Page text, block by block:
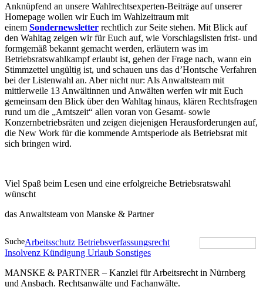
Anknüpfend an unsere Wahlrechtsexperten-Beiträge auf unserer
Homepage wollen wir Euch im Wahlzeitraum mit
einem Sondernewsletter rechtlich zur Seite stehen. Mit Blick auf
den Wahltag zeigen wir für Euch auf, wie Vorschlagslisten frist- und
formgemäß bekannt gemacht werden, erläutern was im
Betriebsratswahlkampf erlaubt ist, gehen der Frage nach, wann ein
Stimmzettel ungültig ist, und schauen uns das d’Hontsche Verfahren
bei der Listenwahl an. Aber nicht nur: Als Anwaltsteam mit
mittlerweile 13 Anwältinnen und Anwälten werfen wir mit Euch
gemeinsam den Blick über den Wahltag hinaus, klären Rechtsfragen
rund um die „Amtszeit“ allen voran von Gesamt- sowie
Konzernbetriebsräten und zeigen diejenigen Herausforderungen auf,
die New Work für die kommende Amtsperiode als Betriebsrat mit
sich bringen wird.
Viel Spaß beim Lesen und eine erfolgreiche Betriebsratswahl
wünscht
das Anwaltsteam von Manske & Partner
SucheArbeitsschutz Betriebsverfassungsrecht
Insolvenz Kündigung Urlaub Sonstiges
MANSKE & PARTNER – Kanzlei für Arbeitsrecht in Nürnberg
und Ansbach. Rechtsanwälte und Fachanwälte.